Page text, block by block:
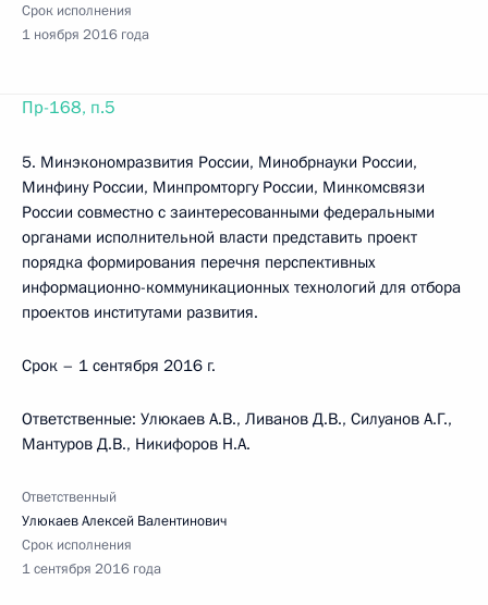
Срок исполнения
1 ноября 2016 года
Пр-168, п.5
5. Минэкономразвития России, Минобрнауки России,
Минфину России, Минпромторгу России, Минкомсвязи
России совместно с заинтересованными федеральными
органами исполнительной власти представить проект
порядка формирования перечня перспективных
информационно-коммуникационных технологий для отбора
проектов институтами развития.
Срок – 1 сентября 2016 г.
Ответственные: Улюкаев А.В., Ливанов Д.В., Силуанов А.Г.,
Мантуров Д.В., Никифоров Н.А.
Ответственный
Улюкаев Алексей Валентинович
Срок исполнения
1 сентября 2016 года